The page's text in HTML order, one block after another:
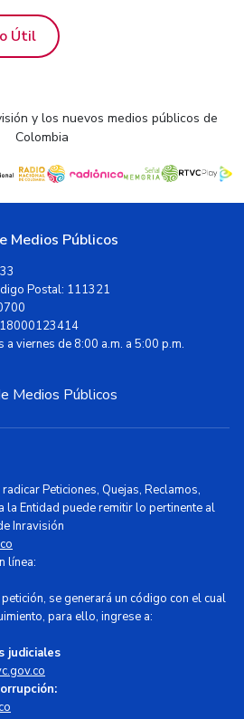
Útil
y los nuevos medios públicos de
Colombia
Medios Públicos
Postal: 111321
a viernes de 8:00 a.m. a 5:00 p.m.
Medios Públicos
radicar Peticiones, Quejas, Reclamos,
la Entidad puede remitir lo pertinente al
Inravisión
línea:
se generará un código con el cual
para ello, ingrese a:
judiciales